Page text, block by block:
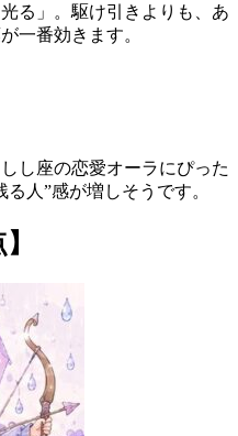
る」。駆け引きよりも、あ
一番効きます。
し座の恋愛オーラにぴった
人”感が増しそうです。